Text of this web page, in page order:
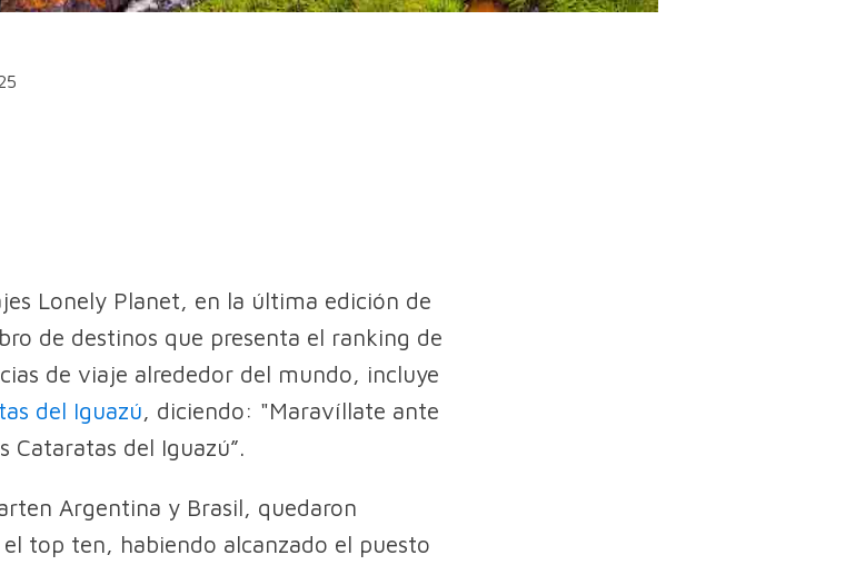
Lonely Planet, en la última edición de
de destinos que presenta el ranking de
de viaje alrededor del mundo, incluye
del Iguazú , diciendo: "Maravíllate ante
Cataratas del Iguazú”.
Argentina y Brasil, quedaron
top ten, habiendo alcanzado el puesto